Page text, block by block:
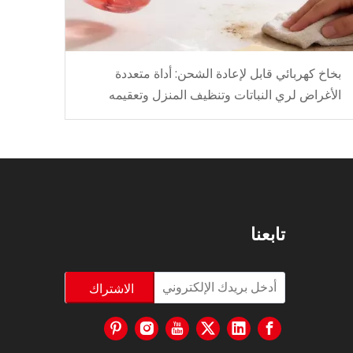
بخاخ كهربائي قابل لإعادة الشحن: أداة متعددة
الأغراض لري النباتات وتنظيف المنزل وتعقيمه
تابعنا
الاشتراك